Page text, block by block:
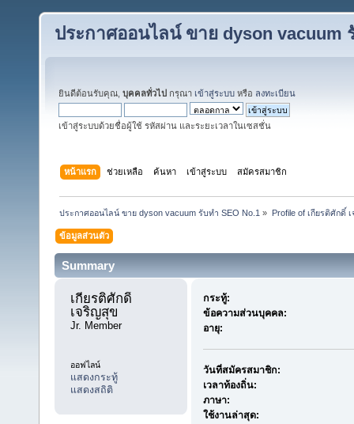
ประกาศออนไลน์ ขาย dyson vacuum
ยินดีต้อนรับคุณ, บุคคลทั่วไป กรุณา เข้าสู่ระบบ หรือ ลงทะเบียน
เข้าสู่ระบบด้วยชื่อผู้ใช้ รหัสผ่าน และระยะเวลาในเซสชั่น
หน้าแรก ช่วยเหลือ ค้นหา เข้าสู่ระบบ สมัครสมาชิก
ประกาศออนไลน์ ขาย dyson vacuum รับทำ SEO No.1 » Profile of เกียรติศักดิ์
ข้อมูลส่วนตัว
Summary
เกียรติศักดิ์
เจริญสุข
Jr. Member
ออฟไลน์
แสดงกระทู้
แสดงสถิติ
กระทู้:
ข้อความส่วนบุคคล:
อายุ:
วันที่สมัครสมาชิก:
เวลาท้องถิ่น:
ภาษา:
ใช้งานล่าสุด: